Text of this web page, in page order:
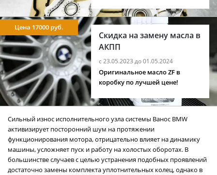
Скидка на замену масла в
АКПП
с 23.05.2023 до 01.05.2024
Цена 17000 руб.
Оригинальное масло ZF в
коробку по лучшей цене!
Сильный износ исполнительного узла системы Ванос BMW
активизирует посторонний шум на протяжении
функционирования мотора, отрицательно влияет на динамику
машины, усложняет пуск и работу на холостых оборотах. В
большинстве случаев с целью устранения подобных проявлений
достаточно замены комплекта уплотнительных колец, однако в